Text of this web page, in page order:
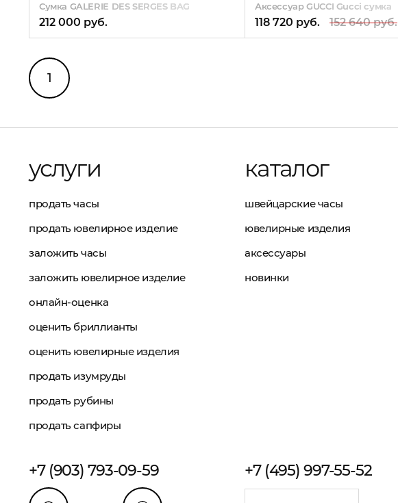
Сумка GALERIE DES SERGES BAG
212 000 руб.
Аксессуар GUCCI Guссi сумка
118 720 руб. 152 640 руб.
1
услуги
продать часы
продать ювелирное изделие
заложить часы
заложить ювелирное изделие
онлайн-оценка
оценить бриллианты
оценить ювелирные изделия
продать изумруды
продать рубины
продать сапфиры
каталог
швейцарские часы
ювелирные изделия
аксессуары
новинки
+7 (903) 793-09-59 +7 (495) 997-55-52